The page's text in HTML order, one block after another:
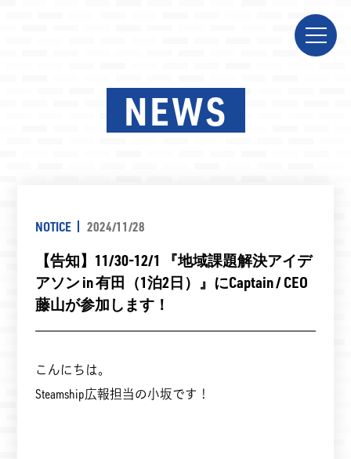
NEWS
NOTICE 2024/11/28
【告知】11/30-12/1 『地域課題解決アイデ
アソン in 有田（1泊2日）』にCaptain / CEO
藤山が参加します！
こんにちは。
Steamship広報担当の小坂です！